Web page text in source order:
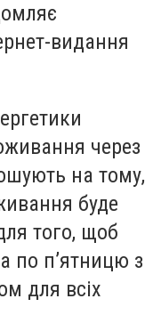
видання
через
на тому,
буде
того, щоб
по п’ятницю з
для всіх